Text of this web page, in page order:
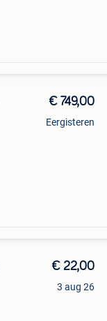
€ 749,00
Eergisteren
€ 22,00
3 aug 26